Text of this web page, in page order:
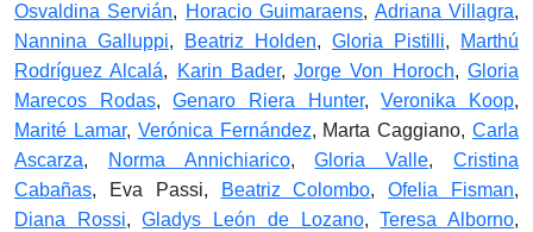
Osvaldina Servián, Horacio Guimaraens, Adriana Villagra,
Nannina Galluppi, Beatriz Holden, Gloria Pistilli,
Marthú
Rodríguez Alcalá, Karin Bader,Jorge Von Horoch,Gloria
Marecos Rodas,Genaro Riera Hunter,Veronika Koop,
Marité Lamar, Verónica Fernández, Marta Caggiano,Carla
Ascarza, Norma Annichiarico,Gloria Valle,Cristina
Cabañas, Eva Passi, Beatriz Colombo,Ofelia Fisman,
Diana Rossi,Gladys León de Lozano,Teresa Alborno,